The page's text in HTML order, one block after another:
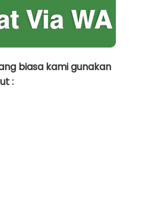
biasa kami gunakan
: